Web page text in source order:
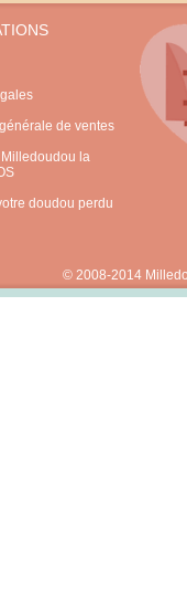
de ventes
la
doudou perdu
© 2008-2014